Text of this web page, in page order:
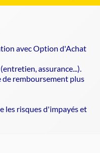
avec Option d'Achat
assurance...).
remboursement plus
les risques d'impayés et